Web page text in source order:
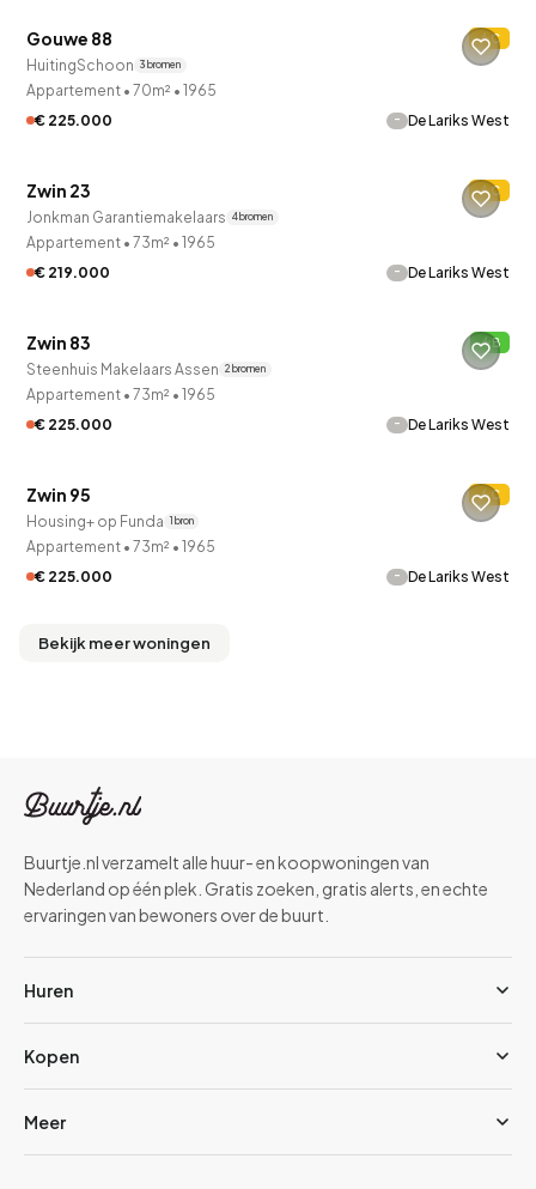
Gouwe 88 C
HuitingSchoon 3 bronnen
Appartement • 70m² • 1965
€ 225.000
- De Lariks West
Verkocht onder voorbehoud
QUICKLANE™
Zwin 23 C
Jonkman Garantiemakelaars 4 bronnen
Appartement • 73m² • 1965
€ 219.000
- De Lariks West
Verkocht onder voorbehoud
QUICKLANE™
Zwin 83 B
Steenhuis Makelaars Assen 2 bronnen
Appartement • 73m² • 1965
€ 225.000
- De Lariks West
Onder bod
Zwin 95 C
Housing+ op Funda 1 bron
Appartement • 73m² • 1965
€ 225.000
- De Lariks West
Bekijk meer woningen
Buurtje.nl verzamelt alle huur- en koopwoningen van
Nederland op één plek. Gratis zoeken, gratis alerts, en echte
ervaringen van bewoners over de buurt.
Huren
Kopen
Meer